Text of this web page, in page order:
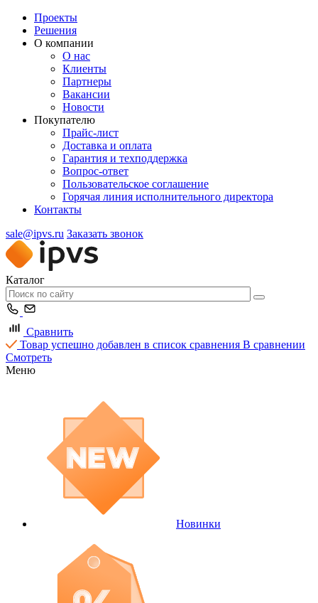
Проекты
Решения
О компании
О нас
Клиенты
Партнеры
Вакансии
Новости
Покупателю
Прайс-лист
Доставка и оплата
Гарантия и техподдержка
Вопрос-ответ
Пользовательское соглашение
Горячая линия исполнительного директора
Контакты
sale@ipvs.ru Заказать звонок
Каталог
Сравнить
Товар успешно добавлен в список сравнения В сравнении
Смотреть
Меню
Новинки